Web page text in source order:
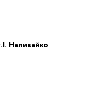
Наливайко